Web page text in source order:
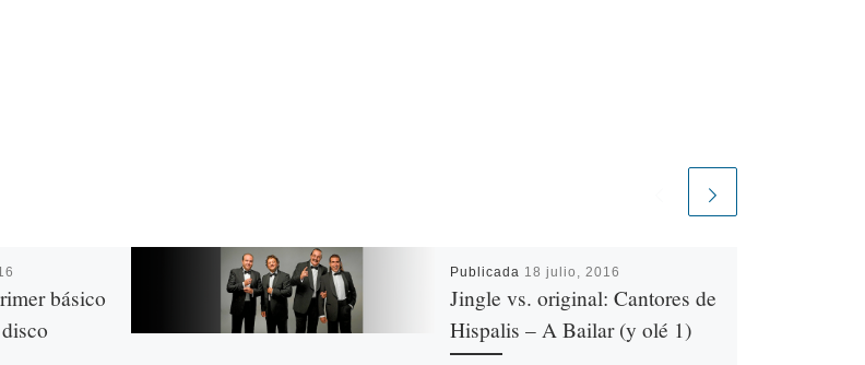
básico
Publicada 18 julio, 2016
Jingle vs. original: Cantores de
Hispalis – A Bailar (y olé 1)